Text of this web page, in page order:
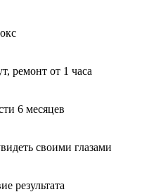
ремонт от 1 часа
6 месяцев
своими глазами
результата